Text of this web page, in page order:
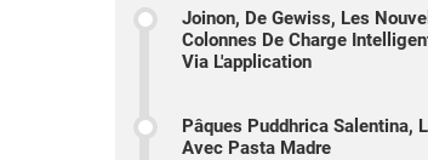
Joinon, De Gewiss, Les
Colonnes De Charge
Via L'application
Pâques Puddhrica Salentina,
Avec Pasta Madre